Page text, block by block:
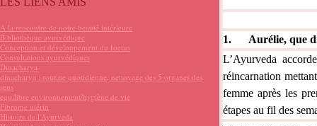
A la rencontre de notre beauté intérieure
Bibliothèque ayurvédique
Conception et développement du foetus
Consultations ayurvédiques
Dinacharya
dinacharya : routine quotidienne, nettoyage des 5 organes des
sens
equilibre environnement/hygiène de vie
Fibrome utérin
Histoire de l'Ayurveda
1. Aurélie, que
L’Ayurveda
réincarnation
femme après les
étapes au fil des